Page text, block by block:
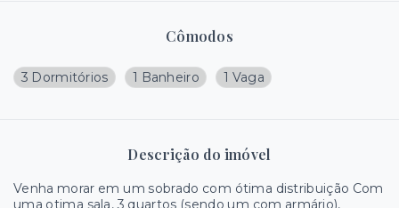
Cômodos
3 Dormitórios 1 Banheiro 1 Vaga
Descrição do imóvel
Venha morar em um sobrado com ótima distribuição Com
uma otima sala, 3 quartos (sendo um com armário),